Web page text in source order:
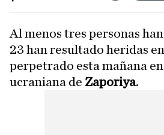
Al menos tres personas han muerto y otras
23 han resultado heridas
perpetrado esta mañana
ucraniana de Zaporiya.